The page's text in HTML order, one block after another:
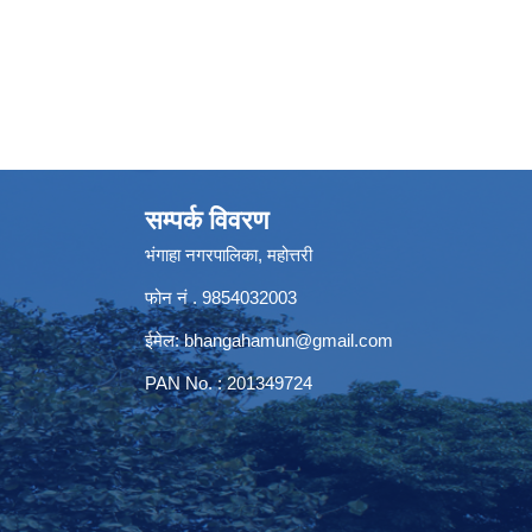
सम्पर्क विवरण
भंगाहा नगरपालिका, महोत्तरी
फोन नं . 9854032003
ईमेल:bhangahamun@gmail.com
PAN No. : 201349724